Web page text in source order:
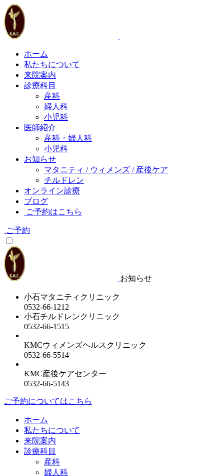
ホーム
私たちについて
来院案内
診療科目
産科
婦人科
小児科
医師紹介
産科・婦人科
小児科
お知らせ
マタニティ / ウィメンズ / 産後ケア
チルドレン
オンライン診療
ブログ
ご予約はこちら
ご予約
お知らせ
小石マタニティクリニック
0532-66-1212
小石チルドレンクリニック
0532-66-1515
KMCウィメンズヘルスクリニック
0532-66-5514
KMC産後ケアセンター
0532-66-5143
ご予約についてはこちら
ホーム
私たちについて
来院案内
診療科目
産科
婦人科